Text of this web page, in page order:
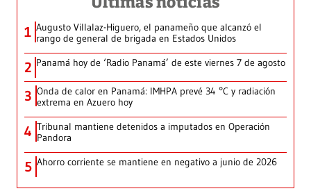
1 Augusto Villalaz-Higuero, el panameño que alcanzó el
rango de general de brigada en Estados Unidos
2 Panamá hoy de ‘Radio Panamá’ de este viernes 7 de agosto
3 Onda de calor en Panamá: IMHPA prevé 34 °C y radiación
extrema en Azuero hoy
4 Tribunal mantiene detenidos a imputados en Operación
Pandora
5 Ahorro corriente se mantiene en negativo a junio de 2026